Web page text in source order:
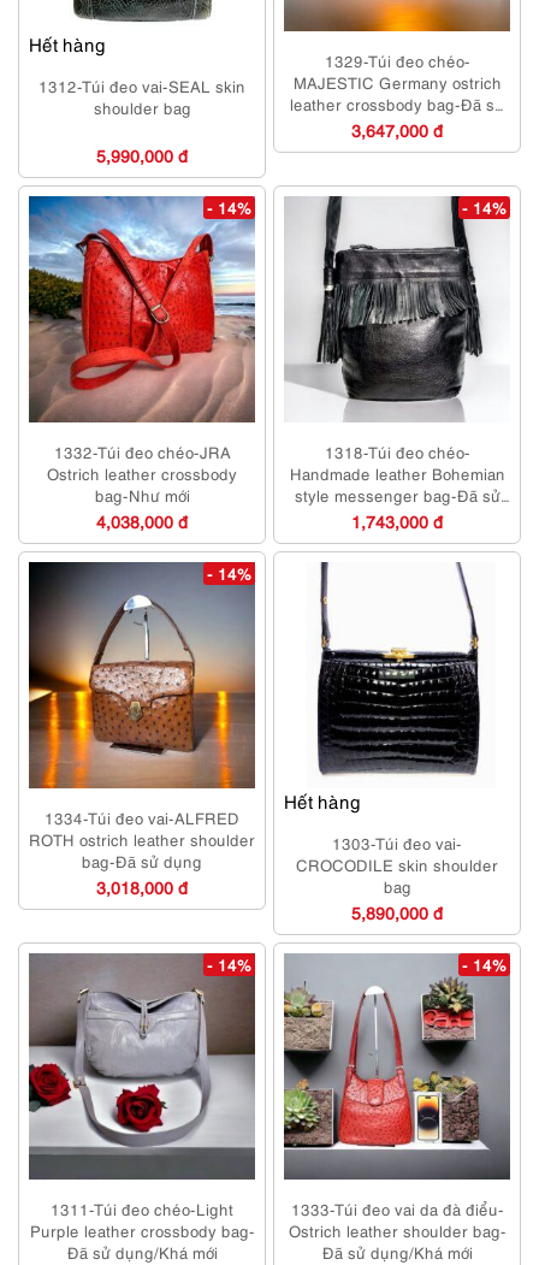
Hết hàng
1312-Túi đeo vai-SEAL skin
shoulder bag
5,990,000 đ
1329-Túi đeo chéo-
MAJESTIC Germany ostrich
leather crossbody bag-Đã sử
dụng
3,647,000 đ
- 14%
1332-Túi đeo chéo-JRA
Ostrich leather crossbody
bag-Như mới
4,038,000 đ
- 14%
1318-Túi đeo chéo-
Handmade leather Bohemian
style messenger bag-Đã sử
dụng/Khá sạch
1,743,000 đ
- 14%
1334-Túi đeo vai-ALFRED
ROTH ostrich leather shoulder
bag-Đã sử dụng
3,018,000 đ
Hết hàng
1303-Túi đeo vai-
CROCODILE skin shoulder
bag
5,890,000 đ
- 14%
1311-Túi đeo chéo-Light
Purple leather crossbody bag-
Đã sử dụng/Khá mới
- 14%
1333-Túi đeo vai da đà điểu-
Ostrich leather shoulder bag-
Đã sử dụng/Khá mới